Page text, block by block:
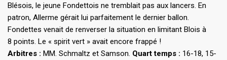
Blésois, le jeune Fondettois ne tremblait pas aux lancers. En
patron, Allerme gérait lui parfaitement le dernier ballon.
Fondettes venait de renverser la situation en limitant Blois à
8 points. Le « spirit vert » avait encore frappé !
Arbitres : MM. Schmaltz et Samson. Quart temps : 16-18, 15-